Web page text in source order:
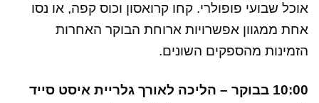
אוכל שבועי פופולרי. קחו קרואסון וכוס קפה, או נסו
אחת ממגוון אפשרויות ארוחת הבוקר האחרות
הזמינות מהספקים השונים.
10:00 בבוקר – הליכה לאורך גלריית איסט סייד